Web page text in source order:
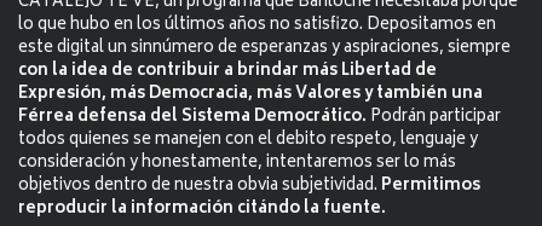
lo que hubo en los últimos años no satisfizo. Depositamos en
este digital un sinnúmero de esperanzas y aspiraciones, siempre
con la idea de contribuir a brindar más Libertad de
Expresión, más Democracia, más Valores y también una
Férrea defensa del Sistema Democrático. Podrán participar
todos quienes se manejen con el debito respeto, lenguaje y
consideración y honestamente, intentaremos ser lo más
objetivos dentro de nuestra obvia subjetividad. Permitimos
reproducir la información citándo la fuente.